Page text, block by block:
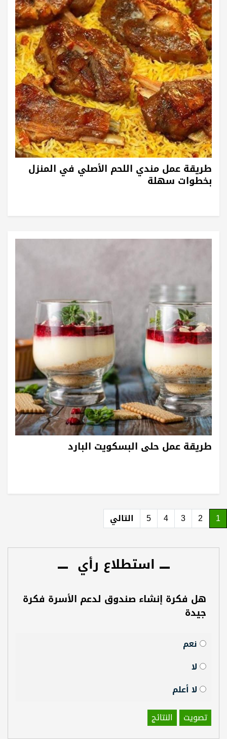
طريقة عمل مندي اللحم الأصلي في المنزل
بخطوات سهلة
طريقة عمل حلى البسكويت البارد
1
2
3
4
5 التالي
استطلاع رأي
هل فكرة إنشاء صندوق لدعم الأسرة فكرة
جيدة
نعم
لا
لا أعلم
تصويت
النتائج